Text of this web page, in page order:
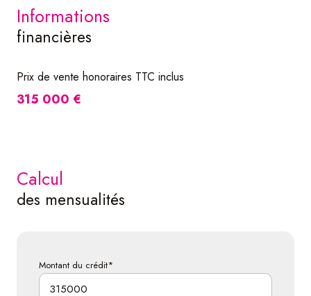
informations
financières
Prix de vente honoraires TTC inclus
315 000 €
calcul
des mensualités
Montant du crédit*